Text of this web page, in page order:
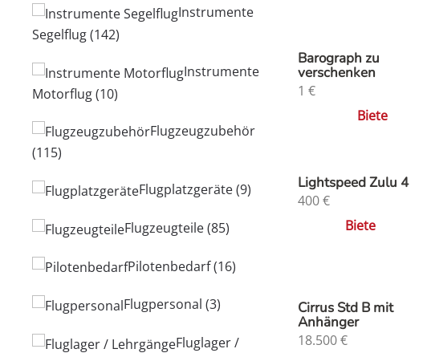
Instrumente
Segelflug(142)
Instrumente
Motorflug(10)
Flugzeugzubehör
(115)
Flugplatzgeräte(9)
Flugzeugteile(85)
Pilotenbedarf(16)
Flugpersonal (3)
Fluglager /
Barograph zu
verschenken
1 €
Biete
Lightspeed Zulu 4
400€
Biete
Cirrus Std B mit
Anhänger
18.500€